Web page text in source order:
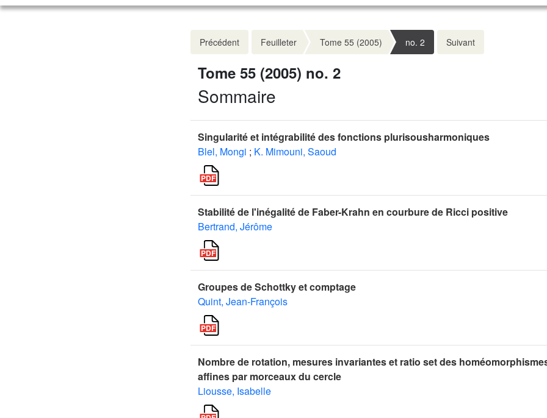
Précédent Feuilleter Tome 55 (2005) no. 2 Suivant
Tome 55 (2005) no. 2
Sommaire
Singularité et intégrabilité des fonctions plurisousharmoniques
Blel, Mongi ; K. Mimouni, Saoud
Stabilité de l'inégalité de Faber-Krahn en courbure de Ricci positive
Bertrand, Jérôme
Groupes de Schottky et comptage
Quint, Jean-François
Nombre de rotation, mesures invariantes et ratio set des
affines par morceaux du cercle
Liousse, Isabelle